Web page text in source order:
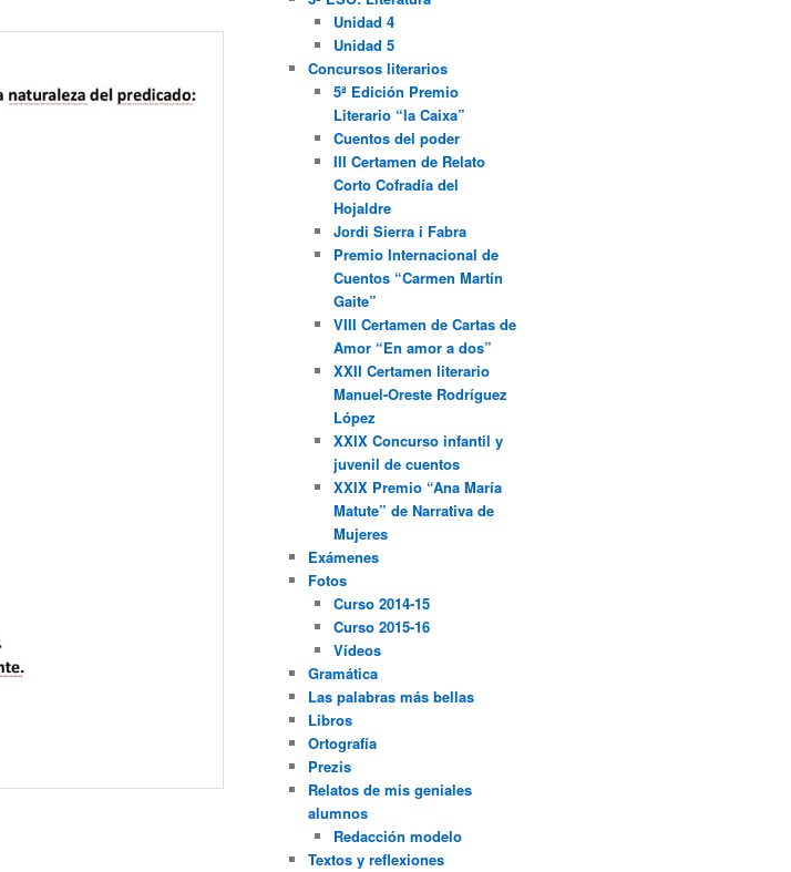
Unidad 4
Unidad 5
Concursos literarios
5ª Edición Premio
Literario “la Caixa”
Cuentos del poder
III Certamen de Relato
Corto Cofradía del
Hojaldre
Jordi Sierra i Fabra
Premio Internacional de
Cuentos “Carmen Martín
Gaite”
VIII Certamen de Cartas de
Amor “En amor a dos”
XXII Certamen literario
Manuel-Oreste Rodríguez
López
XXIX Concurso infantil y
juvenil de cuentos
XXIX Premio “Ana María
Matute” de Narrativa de
Mujeres
Exámenes
Fotos
Curso 2014-15
Curso 2015-16
Vídeos
Gramática
Las palabras más bellas
Libros
Ortografía
Prezis
Relatos de mis geniales
alumnos
Redacción modelo
Textos y reflexiones